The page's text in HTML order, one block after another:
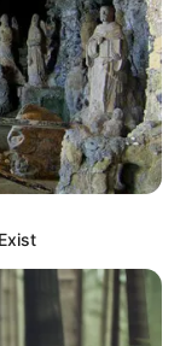
45 en el
a
de 66 años